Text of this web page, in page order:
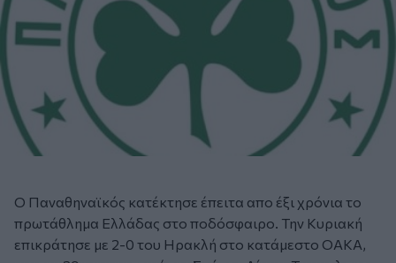
Ο Παναθηναϊκός κατέκτησε έπειτα απο έξι χρόνια το
πρωτάθλημα Ελλάδας στο ποδόσφαιρο. Την Κυριακή
επικράτησε με 2-0 του Ηρακλή στο κατάμεστο ΟΑΚΑ,